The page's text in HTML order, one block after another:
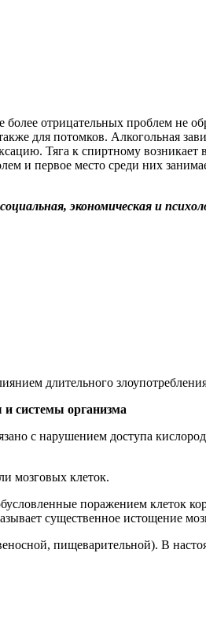
отрицательных проблем не
для потомков. Алкогольная
Тяга к спиртному возникает
и первое место среди них
экономическая и
длительного
системы организма
с нарушением доступа
мозговых клеток.
поражением клеток
существенное истощение
пищеварительной). В